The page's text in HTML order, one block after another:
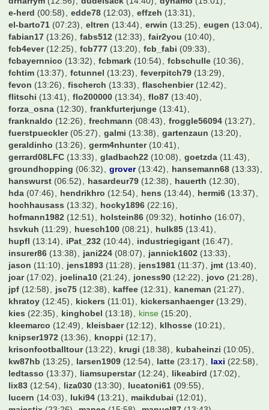
bayern süden(07:25) bayern2001(13:32) bazi_1900
bazihugo(13:40) becks589(13:41) ben1893(13:22)
bensch (19:59) bensin(12:53) bert(01:32)
bienemaja(07:26) billyboy(13:28) blackfire7(10:14)
blomblom(10:38) bluesky5877(08:46) bluewave
bodo-rudwaleit(13:19) borusse1909(13:32)
borussengunner(22:25) brazzo1985(10:29)
btother0ck(11:18) buddybs(05:50) bumbum70(13:30)
burki89 (13:44) bvbmg11 (11:53) c.eic (21:04)
carovigno1 (11:40) cello1971(12:50) chicken
chris1(13:39) chris_what(12:45) chrissi98(21:59)
chrmueller(10:59) cibby(13:32) ck1 (12:42)
cloudprince(10:15) coasterrel(11:26) comeoncity
currywurst(07:48) danny18(06:52) davidw95(10:45)
der Marten(12:07) derbesuch(13:33) derhubbe(13:45)
diegogrande10(12:06) dietmar123(13:25) dome3107 (13:31)
domme1de(08:09) domrum(13:20) donaldo2k(09:58)
drbahn(17:31) dreee (12:04) dresdner(08:23)
drharrym(12:56) dudelsack(14:40) dynamo(15:01)
e-herd(00:58) edde78(12:03) effzeh(13:31)
el-barto71(07:23) eltren(13:44) erwin(13:25) eugen(13:04)
fabian17(13:26) fabs512 (12:33) fair2you(10:40)
fcb4ever(12:25) fcb777(13:20) fcb_fabi (09:33)
fcbayernnico(13:32) fcbmark (10:54) fcbschulle(10:36)
fchtim(13:37) fctunnel(13:23) feverpitch79(13:29)
fevon(13:26) fischerch (13:33) flaschenbier(12:42)
flitschi(13:41) flo200000(13:34) flo87(13:40)
forza_osna(12:30) frankfurterjunge (13:41)
franknaldo (12:26) frechmann(08:43)
fuerstpueckler(05:27) galmi(13:38) gartenzaun(13:20)
geraldinho(13:26) germ4nhunter(10:41)
gerrard08LFC(13:33) gladbach22(10:08) goetzda(11:43)
groundhopping(06:32) grover(13:42) hansemann68
hanswurst(06:52) hasardeur79(12:38) hauerth